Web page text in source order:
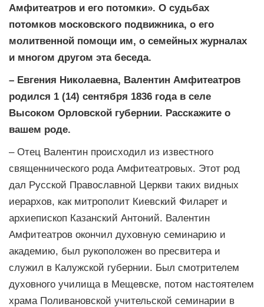
Амфитеатров и его потомки». О судьбах
потомков московского подвижника, о его
молитвенной помощи им, о семейных журналах
и многом другом эта беседа.
– Евгения Николаевна, Валентин Амфитеатров
родился 1 (14) сентября 1836 года в селе
Высоком Орловской губернии. Расскажите о
вашем роде.
– Отец Валентин происходил из известного
священнического рода Амфитеатровых. Этот род
дал Русской Православной Церкви таких видных
иерархов, как митрополит Киевский Филарет и
архиепископ Казанский Антоний. Валентин
Амфитеатров окончил духовную семинарию и
академию, был рукоположен во пресвитера и
служил в Калужской губернии. Был смотрителем
духовного училища в Мещевске, потом настоятелем
храма Поливановской учительской семинарии в